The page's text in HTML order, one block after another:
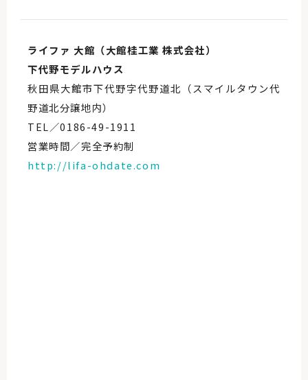
ライファ 大館（大館桂工業 株式会社）
下代野モデルハウス
秋田県大館市下代野字代野道北（スマイルタウン代
野道北分譲地内）
TEL／0186-49-1911
営業時間／完全予約制
http://lifa-ohdate.com